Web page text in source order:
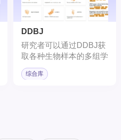
务是全球科研人员不可或
缺的资源，尤其在基因组
学、蛋白质学和生物医学
DDBJ
研究者可以通过DDBJ获
取各种生物样本的多组学
数据。
综合库